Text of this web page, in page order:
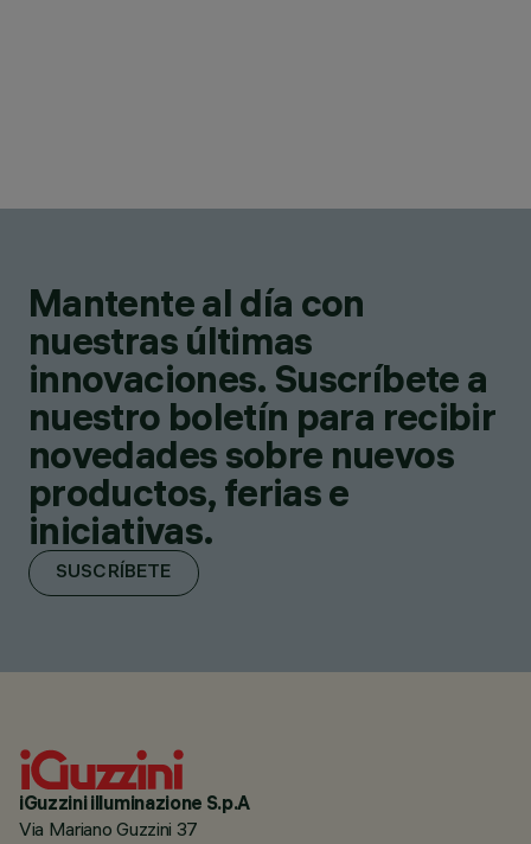
Mantente al día con
nuestras últimas
innovaciones. Suscríbete a
nuestro boletín para recibir
novedades sobre nuevos
productos, ferias e
iniciativas.
SUSCRÍBETE
iGuzzini illuminazione S.p.A
Via Mariano Guzzini 37